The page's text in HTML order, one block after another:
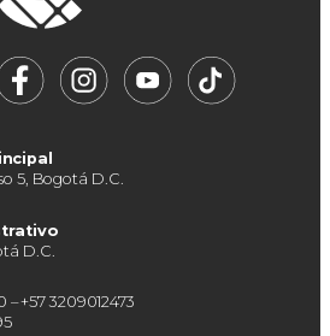
5, Bogotá D.C.
D.C.
– +57 3209012473